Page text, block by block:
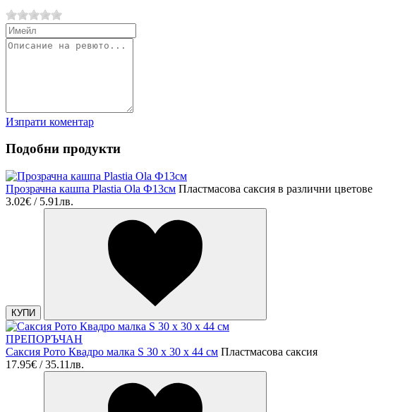
Изпрати коментар
Подобни продукти
Прозрачна кашпа Plastia Ola Ф13см Пластмасова саксия в различни цветове
3.02€ / 5.91лв.
КУПИ
ПРЕПОРЪЧАН
Саксия Рото Квадро малка S 30 x 30 x 44 см Пластмасова саксия
17.95€ / 35.11лв.